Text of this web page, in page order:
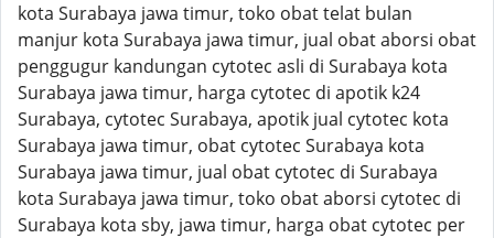
kota Surabaya jawa timur, toko obat telat bulan
manjur kota Surabaya jawa timur, jual obat aborsi obat
penggugur kandungan cytotec asli di Surabaya kota
Surabaya jawa timur, harga cytotec di apotik k24
Surabaya, cytotec Surabaya, apotik jual cytotec kota
Surabaya jawa timur, obat cytotec Surabaya kota
Surabaya jawa timur, jual obat cytotec di Surabaya
kota Surabaya jawa timur, toko obat aborsi cytotec di
Surabaya kota sby, jawa timur, harga obat cytotec per